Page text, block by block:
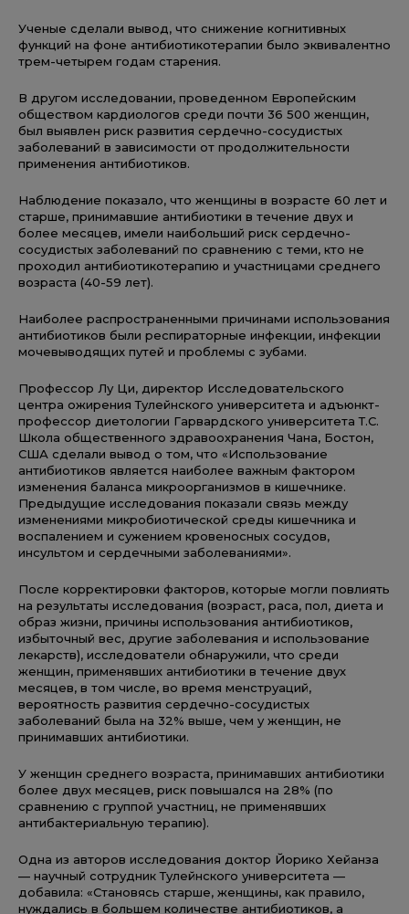
Ученые сделали вывод, что снижение когнитивных
функций на фоне антибиотикотерапии было эквивалентно
трем-четырем годам старения.
В другом исследовании, проведенном Европейским
обществом кардиологов среди почти 36 500 женщин,
был выявлен риск развития сердечно-сосудистых
заболеваний в зависимости от продолжительности
применения антибиотиков.
Наблюдение показало, что женщины в возрасте 60 лет и
старше, принимавшие антибиотики в течение двух и
более месяцев, имели наибольший риск сердечно-
сосудистых заболеваний по сравнению с теми, кто не
проходил антибиотикотерапию и участницами среднего
возраста (40-59 лет).
Наиболее распространенными причинами использования
антибиотиков были респираторные инфекции, инфекции
мочевыводящих путей и проблемы с зубами.
Профессор Лу Ци, директор Исследовательского
центра ожирения Тулейнского университета и адъюнкт-
профессор диетологии Гарвардского университета Т.С.
Школа общественного здравоохранения Чана, Бостон,
США сделали вывод о том, что «Использование
антибиотиков является наиболее важным фактором
изменения баланса микроорганизмов в кишечнике.
Предыдущие исследования показали связь между
изменениями микробиотической среды кишечника и
воспалением и сужением кровеносных сосудов,
инсультом и сердечными заболеваниями».
После корректировки факторов, которые могли повлиять
на результаты исследования (возраст, раса, пол, диета и
образ жизни, причины использования антибиотиков,
избыточный вес, другие заболевания и использование
лекарств), исследователи обнаружили, что среди
женщин, применявших антибиотики в течение двух
месяцев, в том числе, во время менструаций,
вероятность развития сердечно-сосудистых
заболеваний была на 32% выше, чем у женщин, не
принимавших антибиотики.
У женщин среднего возраста, принимавших антибиотики
более двух месяцев, риск повышался на 28% (по
сравнению с группой участниц, не применявших
антибактериальную терапию).
Одна из авторов исследования доктор Йорико Хейанза
— научный сотрудник Тулейнского университета —
добавила: «Становясь старше, женщины, как правило,
нуждались в большем количестве антибиотиков, а